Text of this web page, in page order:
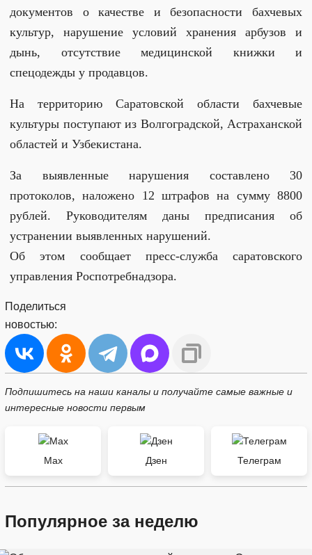
документов о качестве и безопасности бахчевых
культур, нарушение условий хранения арбузов и
дынь, отсутствие медицинской книжки и
спецодежды у продавцов.
На территорию Саратовской области бахчевые
культуры поступают из Волгоградской, Астраханской
областей и Узбекистана.
За выявленные нарушения составлено 30
протоколов, наложено 12 штрафов на сумму 8800
рублей. Руководителям даны предписания об
устранении выявленных нарушений.
Об этом сообщает пресс-служба саратовского
управления Роспотребнадзора.
Поделиться
новостью:
Подпишитесь на наши каналы и получайте самые важные и
интересные новости первым
Max Дзен Телеграм
Популярное за неделю